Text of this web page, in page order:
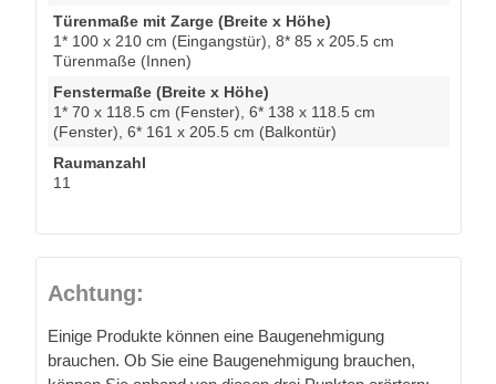
Türenmaße mit Zarge (Breite x Höhe)
1* 100 x 210 cm (Eingangstür), 8* 85 x 205.5 cm
Türenmaße (Innen)
Fenstermaße (Breite x Höhe)
1* 70 x 118.5 cm (Fenster), 6* 138 x 118.5 cm
(Fenster), 6* 161 x 205.5 cm (Balkontür)
Raumanzahl
11
Achtung:
Einige Produkte können eine Baugenehmigung
brauchen. Ob Sie eine Baugenehmigung brauchen,